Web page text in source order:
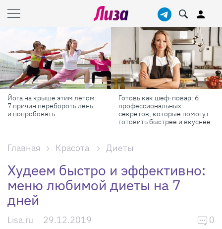
Готовь как шеф-повар: 6
профессиональных
секретов, которые помогут
Масштабные приключения:
самые красивые фестивали
России в августе
Главная Красота Диеты
Худеем быстро и эффективно:
меню любимой диеты на 7
дней
Lisa.ru 29.12.2019 0